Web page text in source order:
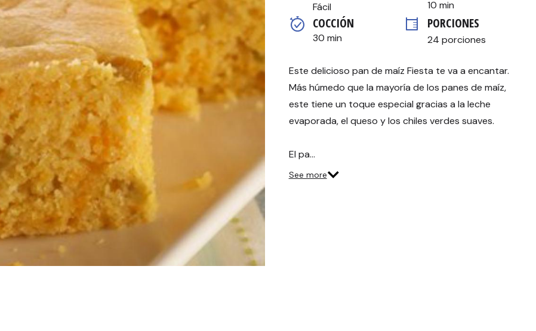
valor
medio
de
valoración.
Enlace
la
página.
Fácil 10 min
COCCIÓN
30 min
PORCIONES
24 porciones
Este delicioso pan de maíz Fiesta te va a encantar.
Más húmedo que la mayoría de los panes de maíz,
este tiene un toque especial gracias a la leche
evaporada, el queso y los chiles verdes suaves.
El pa…
See more